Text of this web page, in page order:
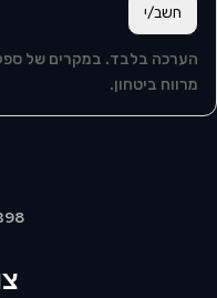
חשב/י
הערכה בלבד. במקרים של
מרווח ביטחון.